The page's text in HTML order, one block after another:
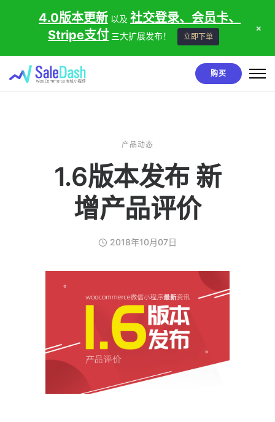
购买
产品动态
1.6版本发布 新
增产品评价
2018年10月07日
4.0版本更新 以及 社交登录、会员卡、
Stripe支付 三大扩展发布！ 立即下单
+